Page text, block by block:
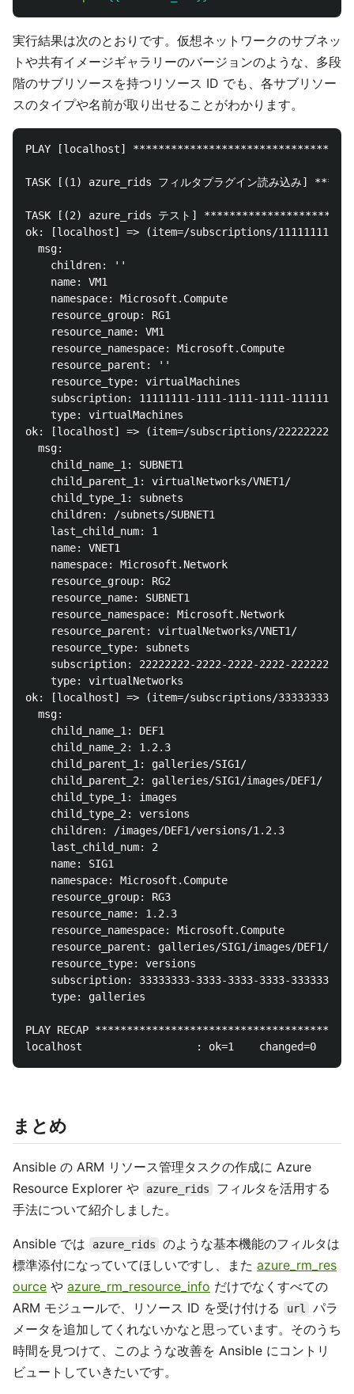
実行結果は次のとおりです。仮想ネットワークのサブネッ
トや共有イメージギャラリーのバージョンのような、多段
階のサブリソースを持つリソース ID でも、各サブリソー
スのタイプや名前が取り出せることがわかります。
PLAY [localhost]
TASK [(1) azure_rids フィルタプラグイン読み込
TASK [(2) azure_rids テスト]
ok: [localhost] => (item=/subscriptions/11111111-
  msg:
    children: ''
    name: VM1
    namespace: Microsoft.Compute
    resource_group: RG1
    resource_name: VM1
    resource_namespace: Microsoft.Compute
    resource_parent: ''
    resource_type: virtualMachines
subscription: 11111111-1111-1111-1111-
    type: virtualMachines
ok: [localhost] => (item=/subscriptions/22222222-
  msg:
    child_name_1: SUBNET1
    child_parent_1: virtualNetworks/VNET1/
    child_type_1: subnets
    children: /subnets/SUBNET1
    last_child_num: 1
    name: VNET1
    namespace: Microsoft.Network
    resource_group: RG2
    resource_name: SUBNET1
    resource_namespace: Microsoft.Network
    resource_parent: virtualNetworks/VNET1/
    resource_type: subnets
subscription: 22222222-2222-2222-2222-
    type: virtualNetworks
ok: [localhost] => (item=/subscriptions/33333333-
  msg:
    child_name_1: DEF1
    child_name_2: 1.2.3
    child_parent_1: galleries/SIG1/
    child_parent_2: galleries/SIG1/images/DEF1/
    child_type_1: images
    child_type_2: versions
    children: /images/DEF1/versions/1.2.3
    last_child_num: 2
    name: SIG1
    namespace: Microsoft.Compute
    resource_group: RG3
    resource_name: 1.2.3
    resource_namespace: Microsoft.Compute
    resource_parent: galleries/SIG1/images/DEF1/
    resource_type: versions
subscription: 33333333-3333-3333-3333-
    type: galleries
PLAY RECAP
まとめ
Ansible の ARM リソース管理タスクの作成に Azure
Resource Explorer や
azure_rids
フィルタを活用する
手法について紹介しました。
Ansible では azure_rids
のような基本機能のフィルタは
標準添付になっていてほしいですし、また azure_rm_res
ource や azure_rm_resource_info だけでなくすべての
ARM モジュールで、リソース ID を受け付ける
url
パラ
メータを追加してくれないかなと思っています。そのうち
時間を見つけて、このような改善を Ansible にコントリ
ビュートしていきたいです。